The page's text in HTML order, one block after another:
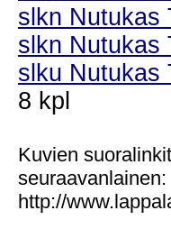
slkn Nutukas
slkn Nutukas
slku Nutukas
8 kpl
Kuvien
seuraavanlainen:
http://